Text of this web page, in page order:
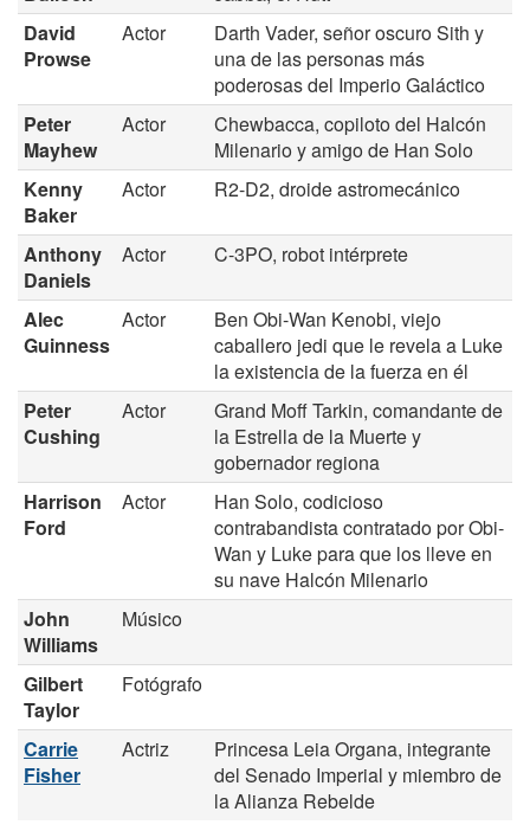
David
Prowse
Actor
Darth Vader, señor oscuro Sith y
una de las personas más
poderosas del Imperio Galáctico
Peter
Mayhew
Actor
Chewbacca, copiloto del Halcón
Milenario y amigo de Han Solo
Kenny
Baker
Actor R2-D2, droide astromecánico
Anthony
Daniels
Actor C-3PO, robot intérprete
Alec
Guinness
Actor
Ben Obi-Wan Kenobi, viejo
caballero jedi que le revela a Luke
la existencia de la fuerza en él
Peter
Cushing
Actor
Grand Moff Tarkin, comandante de
la Estrella de la Muerte y
gobernador regiona
Harrison
Ford
Actor
Han Solo, codicioso
contrabandista contratado por Obi-
Wan y Luke para que los lleve en
su nave Halcón Milenario
John
Williams
Músico
Gilbert
Taylor
Fotógrafo
Carrie
Fisher
Actriz
Princesa Leia Organa, integrante
del Senado Imperial y miembro de
la Alianza Rebelde